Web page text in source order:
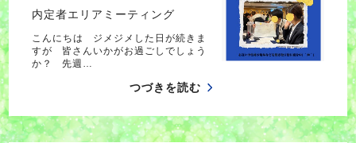
内定者エリアミーティング
こんにちは ジメジメした日が続きま
すが 皆さんいかがお過ごしでしょう
か？ 先週…
つづきを読む